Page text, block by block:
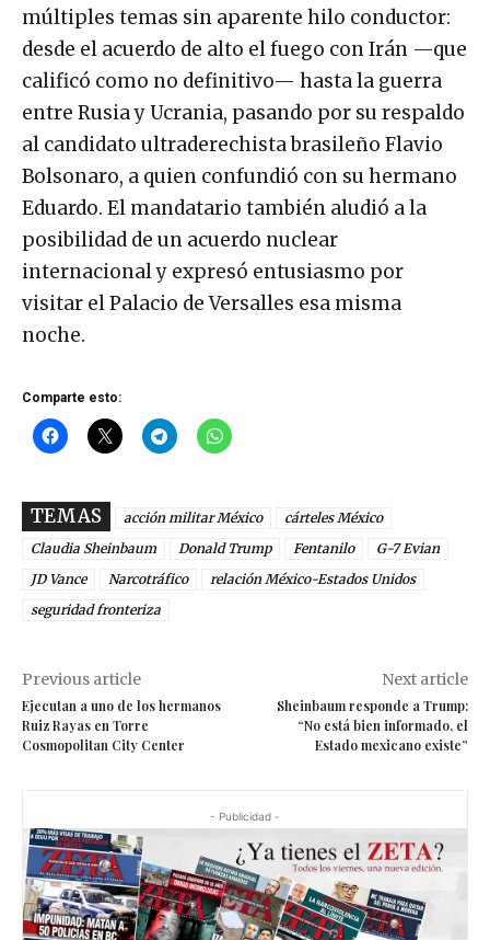
múltiples temas sin aparente hilo conductor:
desde el acuerdo de alto el fuego con Irán —que
calificó como no definitivo— hasta la guerra
entre Rusia y Ucrania, pasando por su respaldo
al candidato ultraderechista brasileño Flavio
Bolsonaro, a quien confundió con su hermano
Eduardo. El mandatario también aludió a la
posibilidad de un acuerdo nuclear
internacional y expresó entusiasmo por
visitar el Palacio de Versalles esa misma
noche.
Comparte esto:
TEMAS acción militar México
cárteles México
Claudia Sheinbaum
Donald Trump Fentanilo
G-7 Evian
JD Vance
Narcotráfico
relación México-Estados Unidos
seguridad fronteriza
Previous article
Ejecutan a uno de los hermanos
Ruiz Rayas en Torre
Cosmopolitan City Center
Next article
Sheinbaum responde a Trump:
“No está bien informado, el
Estado mexicano existe”
- Publicidad -